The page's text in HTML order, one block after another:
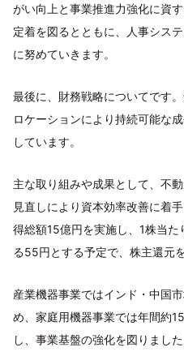
がい向上と事業推進力強化に資
定着を図るとともに、人事シス
に努めていきます。
最後に、財務戦略についてです
ロケーションにより持続可能な
しています。
主な取り組みや成果として、不
見直しにより資本効率改善に着
得総額15億円を実施し、1株当
る55円とする予定で、株主還元
産業機器事業ではインド・中国
め、家庭用機器事業では年間約
し、事業基盤の強化を図りました